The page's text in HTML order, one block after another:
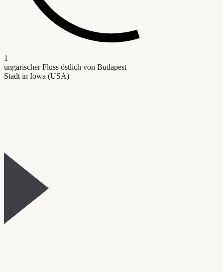
1
ungarischer Fluss östlich von Budapest
Stadt in Iowa (USA)